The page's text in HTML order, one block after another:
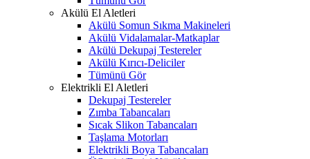
Akülü El Aletleri
Akülü Somun Sıkma Makineleri
Akülü Vidalamalar-Matkaplar
Akülü Dekupaj Testereler
Akülü Kırıcı-Deliciler
Tümünü Gör
Elektrikli El Aletleri
Dekupaj Testereler
Zımba Tabancaları
Sıcak Slikon Tabancaları
Taşlama Motorları
Elektrikli Boya Tabancaları